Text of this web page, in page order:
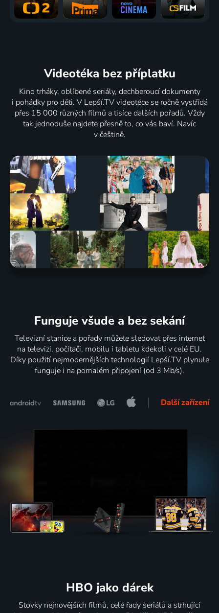
Videotéka bez příplatku
Kino trháky, oblíbené seriály, dechberoucí dokumenty
i pohádky pro děti. V Lepší.TV videotéce se ročně vystřídá
přes 15 000 různých filmů a tisíce dalších pořadů. Vždy
tak jednoduše najdete přesně to, co vás baví. Navíc
v češtině.
Funguje všude a bez sekání
Televizní stanice a pořady můžete sledovat přes internet
na televizi, počítači, mobilu i tabletu kdekoli v celé EU.
Díky použití nejmodernějších technologií Lepší.TV plynule
funguje i na pomalém připojení (od 3 Mb/s).
Další zařízení
HBO jako dárek
Stovky nejnovějších filmů, celé řady seriálů a strhující